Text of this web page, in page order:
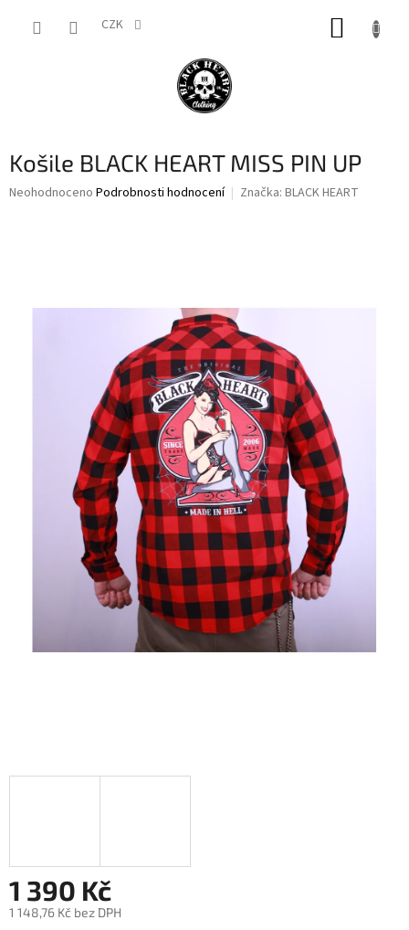
CZK
Košile BLACK HEART MISS PIN UP
Průměrné
hvězdiček.
Neohodnoceno Podrobnosti hodnocení Značka: BLACK HEART
1 390 Kč
1 148,76 Kč bez DPH